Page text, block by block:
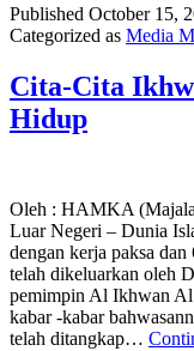
Published October 15,
Categorized as Media
Cita-Cita
Hidup
Oleh : HAMKA
Luar Negeri – Dunia
dengan kerja paksa
telah dikeluarkan oleh
pemimpin Al Ikhwan
kabar -kabar
telah ditangkap…